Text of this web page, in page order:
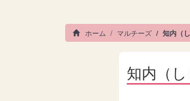
ホーム マルチーズ 知内（
知内（